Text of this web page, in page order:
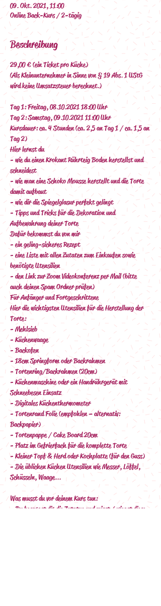
09. Okt. 2021, 11:00
Online Back-Kurs / 2-tägig
Beschreibung
29,00 € (ein Ticket pro Küche)
(Als Kleinunternehmer in Sinne von § 19 Abs. 1 UStG
wird keine Umsatzsteuer berechnet.)
Tag 1: Freitag, 08.10.2021 18:00 Uhr
Tag 2: Samstag, 09.10.2021 11:00 Uhr
Kursdauer: ca. 4 Stunden (ca. 2,5 an Tag 1 / ca. 1,5 an
Tag 2)
Hier lernst du
- wie du einen Krokant Rührteig Boden herstellst und
schneidest
- wie man eine Schoko Mousse herstellt und die Torte
damit aufbaut
- wie dir die Spiegelglasur perfekt gelingt
- Tipps und Tricks für die Dekoration und
Aufbewahrung deiner Torte
Dafür bekommst du von mir
- ein geling-sicheres Rezept
- eine Liste mit allen Zutaten zum Einkaufen sowie
benötigte Utensilien
- den Link zur Zoom Videokonferenz per Mail (bitte
auch deinen Spam Ordner prüfen)
Für Anfänger und Fortgeschrittene
Hier die wichtigsten Utensilien für die Herstellung der
Torte:
- Mehlsieb
- Küchenwaage
- Backofen
- 18cm Springform oder Backrahmen
- Tortenring/Backrahmen (20cm)
- Küchenmaschine oder ein Handrührgerät mit
Schneebesen Einsatz
- Digitales Küchenthermometer
- Tortenrand Folie (empfohlen – alternativ:
Backpapier)
- Tortenpappe / Cake Board 20cm
- Platz im Gefrierfach für die komplette Torte
- Kleiner Topf & Herd oder Kochplatte (für den Guss)
- Die üblichen Küchen Utensilien wie Messer, Löffel,
Schüsseln, Waage...
Was musst du vor deinem Kurs tun:
- Du besorgst dir die Zutaten und misst / wiegst diese